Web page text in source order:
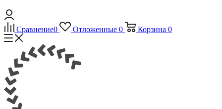
Сравнение0 Отложенные 0 Корзина 0